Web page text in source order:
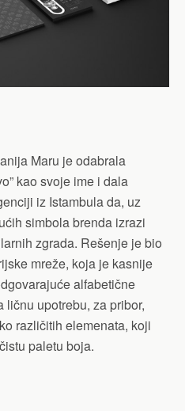
Maru je odabrala
kao svoje ime i dala
iz Istambula da, uz
simbola brenda izrazi
zgrada. Rešenje je bio
mreže, koja je kasnije
alfabetične
upotrebu, za pribor,
različitih elemenata, koji
paletu boja.